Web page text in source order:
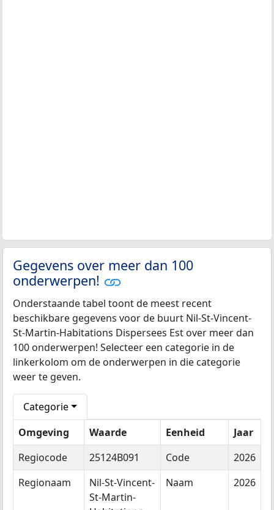
Gegevens over meer dan 100
onderwerpen!
Onderstaande tabel toont de meest recent
beschikbare gegevens voor de buurt Nil-St-Vincent-
St-Martin-Habitations Dispersees Est over meer dan
100 onderwerpen! Selecteer een categorie in de
linkerkolom om de onderwerpen in die categorie
weer te geven.
Categorie
Omgeving
Waarde Eenheid
Jaar
Regiocode
25124B091 Code
2026
Regionaam
Nil-St-Vincent-
St-Martin-
Naam 2026